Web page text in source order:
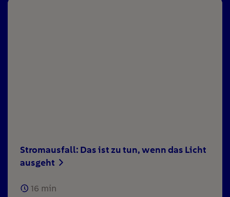
Stromausfall: Das ist zu tun, wenn das Licht
ausgeht
16 min